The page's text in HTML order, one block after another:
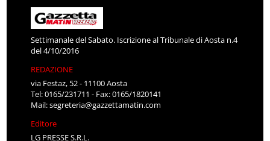
Settimanale del Sabato. Iscrizione al Tribunale di Aosta n.4
del 4/10/2016
REDAZIONE
via Festaz, 52 - 11100 Aosta
Tel: 0165/231711 - Fax: 0165/1820141
Mail:segreteria@gazzettamatin.com
Editore
LG PRESSE S.R.L.